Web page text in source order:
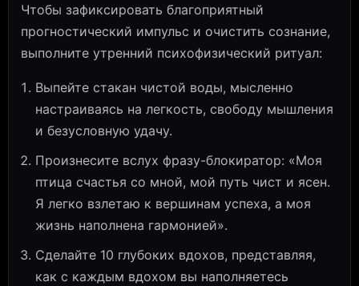
Чтобы зафиксировать благоприятный
прогностический импульс и очистить сознание,
выполните утренний психофизический ритуал:
Выпейте стакан чистой воды, мысленно
настраиваясь на легкость, свободу мышления
и безусловную удачу.
Произнесите вслух фразу-блокиратор: «Моя
птица счастья со мной, мой путь чист и ясен.
Я легко взлетаю к вершинам успеха, а моя
жизнь наполнена гармонией».
Сделайте 10 глубоких вдохов, представляя,
как с каждым вдохом вы наполняетесь